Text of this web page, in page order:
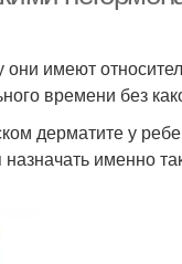
имеют
времени без
дерматите у
именно